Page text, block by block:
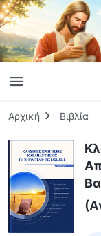
Αρχική Βιβλία